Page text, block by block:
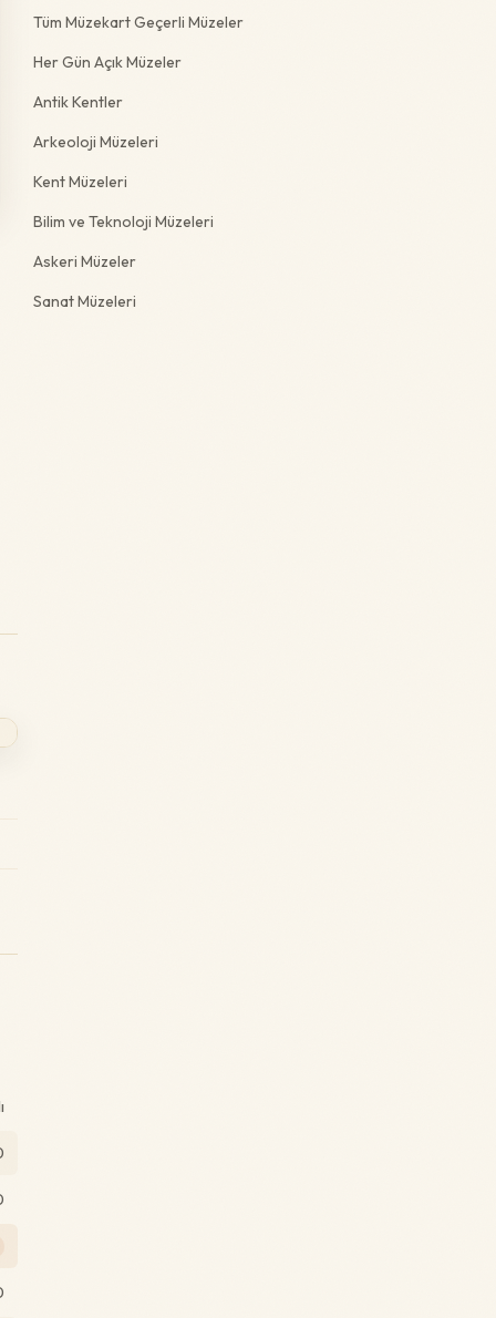
Tüm Müzekart Geçerli Müzeler
Her Gün Açık Müzeler
Antik Kentler
Arkeoloji Müzeleri
Kent Müzeleri
Bilim ve Teknoloji Müzeleri
Askeri Müzeler
Sanat Müzeleri